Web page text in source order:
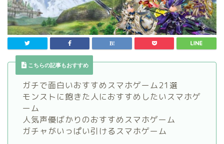
こちらの記事もおすすめ
ガチで面白いおすすめスマホゲーム21選
モンストに飽きた人におすすめしたいスマホゲ
ーム
人気声優ばかりのおすすめスマホゲーム
ガチャがいっぱい引けるスマホゲーム